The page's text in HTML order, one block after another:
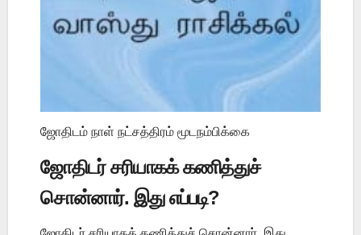
ஜோதிடம் நாள் நட்சத்திரம் மூடநம்பிக்கை
ஜோதிடர் சரியாகக் கணித்துச்
சொன்னார். இது எப்படி?